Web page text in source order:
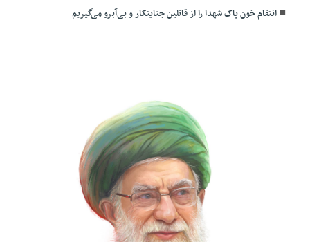
انتقام خون پاک شهدا را از قاتلین جنایتکار و بی‌آبرو می‌گیریم